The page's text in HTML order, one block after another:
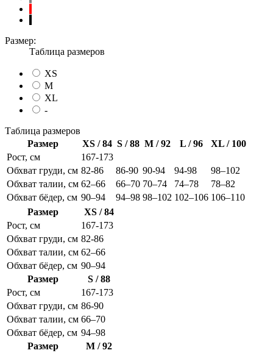
Размер:
Таблица размеров
XS
M
XL
-
Таблица размеров
Размер
XS / 84 S / 88 M / 92 L / 96
XL / 100
Рост, см
167-173
Обхват груди, см 82-86 86-90 90-94 94-98
98–102
Обхват талии, см 62–66 66–70 70–74 74–78
78–82
Обхват бёдер, см 90–94 94–98 98–102 102–106 106–110
Размер
XS / 84
Рост, см
167-173
Обхват груди, см 82-86
Обхват талии, см 62–66
Обхват бёдер, см 90–94
Размер
S / 88
Рост, см
167-173
Обхват груди, см 86-90
Обхват талии, см 66–70
Обхват бёдер, см 94–98
Размер
M / 92